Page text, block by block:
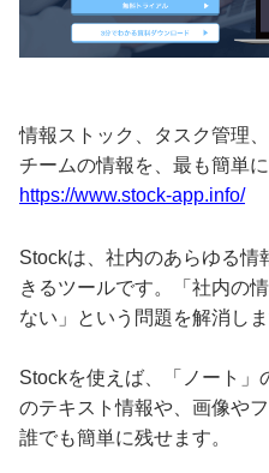
情報ストック、タスク管理
チームの情報を、最も簡単
https://www.stock-app.info/
Stockは、社内のあらゆる情
きるツールです。「社内の
ない」という問題を解消しま
Stockを使えば、「ノート」
のテキスト情報や、画像や
誰でも簡単に残せます。